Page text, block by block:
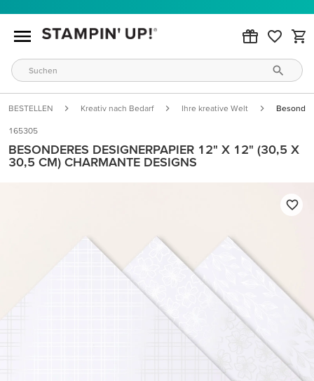
BESTELLEN Kreativ nach Bedarf Ihre kreative Welt
165305
BESONDERES DESIGNERPAPIER 12" X 12" (30,5 X
30,5 CM) CHARMANTE DESIGNS